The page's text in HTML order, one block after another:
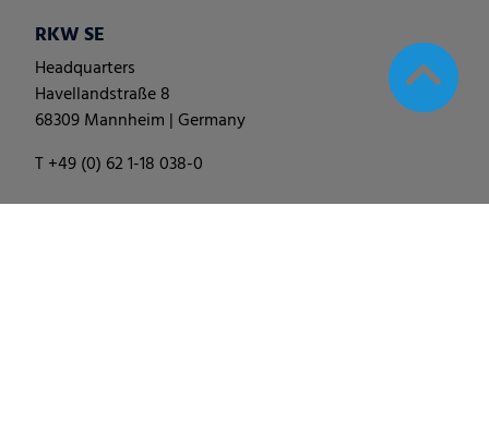
RKW SE
Headquarters
Havellandstraße 8
68309 Mannheim | Germany
T +49 (0) 62 1-18 038-0